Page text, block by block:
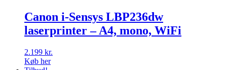
6.749 kr..
5.699 kr..
Canon i-Sensys LBP236dw
laserprinter – A4, mono, WiFi
2.199 kr.
Køb her